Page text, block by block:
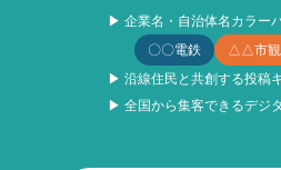
▶ 企業名・自治体名カラー
〇〇電鉄
△△市観
▶ 沿線住民と共創する投稿
▶ 全国から集客できるデジ